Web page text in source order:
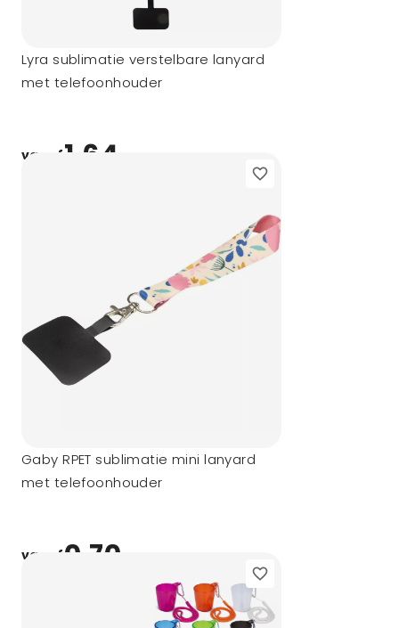
Lyra sublimatie verstelbare lanyard
met telefoonhouder
vanaf1,64
Gaby RPET sublimatie mini lanyard
met telefoonhouder
vanaf0,70